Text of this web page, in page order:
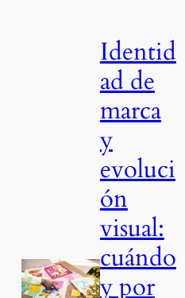
Identid
ad de
marca
y
evoluci
ón
visual:
cuándo
y por